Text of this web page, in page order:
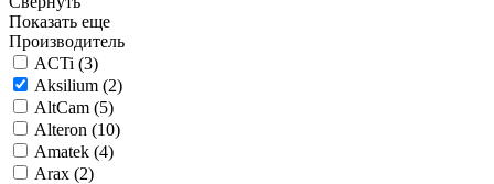
Показать еще
Производитель
ACTi (3)
Aksilium (2)
AltCam (5)
Alteron (10)
Amatek (4)
Arax (2)